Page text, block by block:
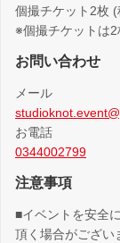
個撮チケット2枚
※個撮チケットは2
お問い合わせ
メール
お電話
0344002799
注意事項
■イベントを安全
頂く場合がござい